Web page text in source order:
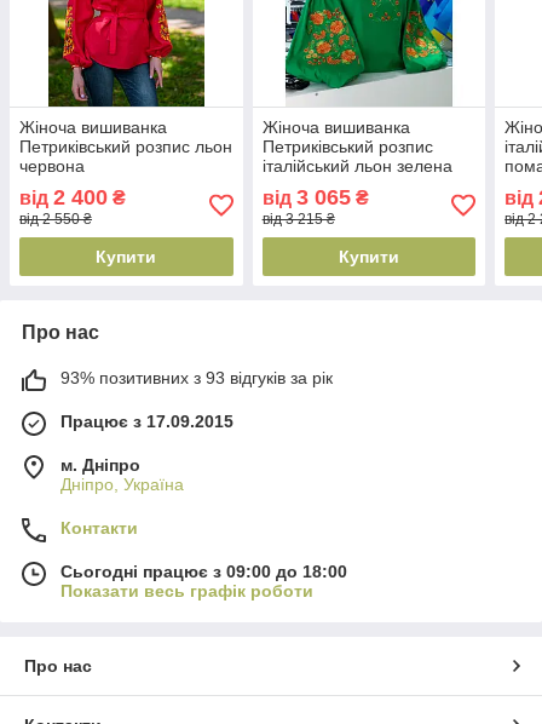
Жіноча вишиванка
Петриківський розпис льон
червона
від 2 400 ₴
від 2 550 ₴
Купити
Жіноча вишиванка
Петриківський розпис
італійський льон зелена
від 3 065₴
від 3 215 ₴
Купити
від
від
Про нас
93% позитивних з 93 відгуків за рік
Працює з 17.09.2015
м. Дніпро
Дніпро, Україна
Контакти
Сьогодні працює з 09:00 до 18:00
Показати весь графік роботи
Про нас